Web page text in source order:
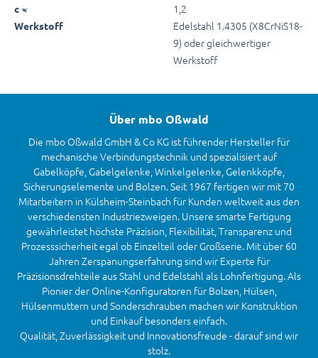
c ≈ 1,2
Werkstoff
Edelstahl 1.4305 (X8CrNiS18-
9) oder gleichwertiger
Werkstoff
Über mbo Oßwald
Die mbo Oßwald GmbH & Co KG ist führender Hersteller für
mechanische Verbindungstechnik und spezialisiert auf
Gabelköpfe, Gabelgelenke, Winkelgelenke, Gelenkköpfe,
Sicherungselemente und Bolzen. Seit 1967 fertigen wir mit 70
Mitarbeitern in Külsheim-Steinbach für Kunden weltweit aus den
verschiedensten Industriezweigen. Unsere smarte Fertigung
gewährleistet höchste Präzision, Flexibilität, Transparenz und
Prozesssicherheit egal ob Einzelteil oder Großserie. Mit über 60
Jahren Zerspanungserfahrung sind wir Experte für
Präzisionsdrehteile aus Stahl und Edelstahl als Lohnfertigung. Als
Pionier der Online-Konfiguratoren für Bolzen, Hülsen,
Hülsenmuttern und Sonderschrauben machen wir Konstruktion
und Einkauf besonders einfach.
Qualität, Zuverlässigkeit und Innovationsfreude - darauf sind wir
stolz.